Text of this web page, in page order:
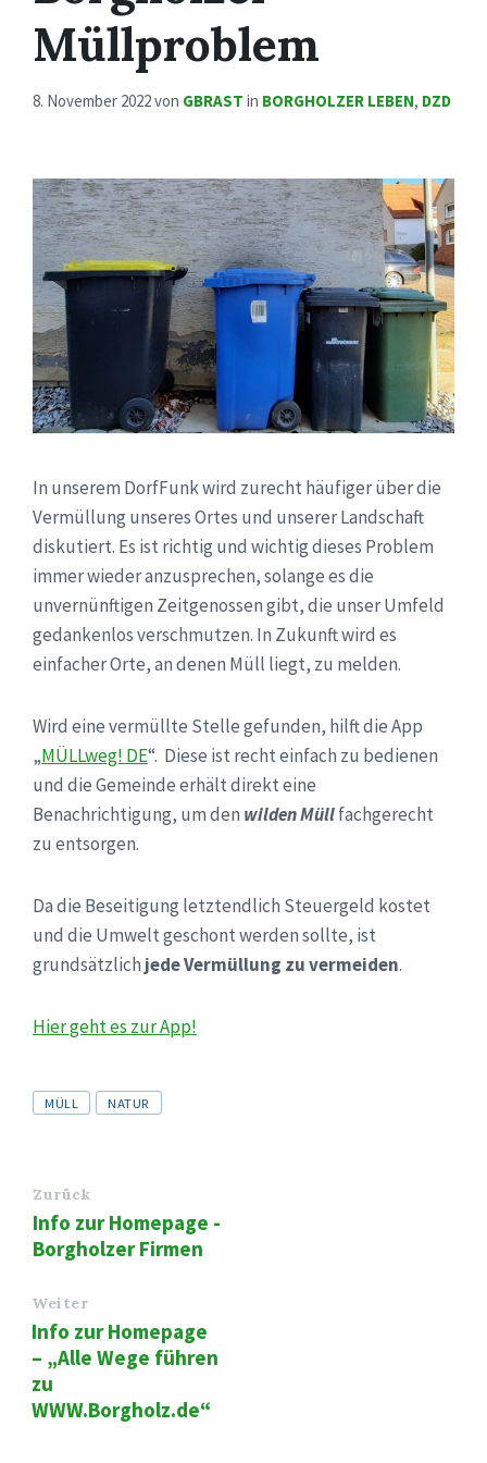
Müllproblem
8. November 2022von GBRAST in BORGHOLZER LEBEN, DZD
In unserem DorfFunk wird zurecht häufiger über die
Vermüllung unseres Ortes und unserer Landschaft
diskutiert. Es ist richtig und wichtig dieses Problem
immer wieder anzusprechen, solange es die
unvernünftigen Zeitgenossen gibt, die unser Umfeld
gedankenlos verschmutzen. In Zukunft wird es
einfacher Orte, an denen Müll liegt, zu melden.
Wird eine vermüllte Stelle gefunden, hilft die App
„MÜLLweg! DE“. Diese ist recht einfach zu bedienen
und die Gemeinde erhält direkt eine
Benachrichtigung, um den wilden Müllfachgerecht
zu entsorgen.
Da die Beseitigung letztendlich Steuergeld kostet
und die Umwelt geschont werden sollte, ist
grundsätzlich jede Vermüllung zu vermeiden.
Hier geht es zur App!
Tags
MÜLL NATUR
Zurück
Info zur Homepage -
Borgholzer Firmen
Weiter
Info zur Homepage
– „Alle Wege führen
zu
WWW.Borgholz.de“